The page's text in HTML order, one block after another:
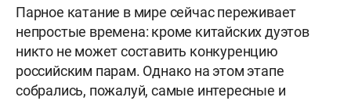
Парное катание в мире сейчас переживает
непростые времена: кроме китайских дуэтов
никто не может составить конкуренцию
российским парам. Однако на этом этапе
собрались, пожалуй, самые интересные и